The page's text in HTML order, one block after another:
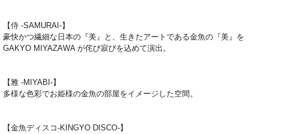
【侍 -SAMURAI-】
豪快かつ繊細な日本の『美』と、生きたアートである金魚の『美』を
GAKYO MIYAZAWA が侘び寂びを込めて演出。
【雅 -MIYABI-】
多様な色彩でお姫様の金魚の部屋をイメージした空間。
【金魚ディスコ-KINGYO DISCO-】